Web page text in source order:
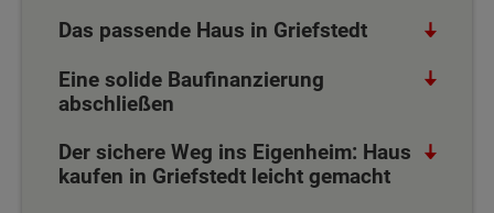
Das passende Haus in Griefstedt
Eine solide Baufinanzierung
abschließen
Der sichere Weg ins Eigenheim: Haus
kaufen in Griefstedt leicht gemacht